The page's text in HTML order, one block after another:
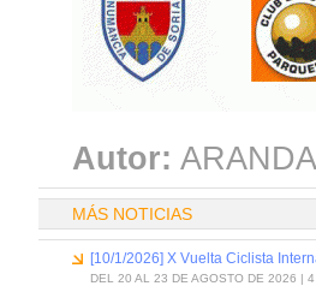
Autor:
MÁS NOTICIAS
[10/1/2026] X Vuelta Ciclista
DEL 20 AL 23 DE AGOSTO DE 2026 | 4